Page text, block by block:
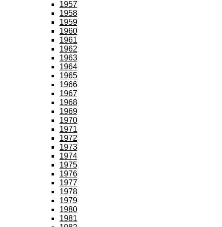
1957
1958
1959
1960
1961
1962
1963
1964
1965
1966
1967
1968
1969
1970
1971
1972
1973
1974
1975
1976
1977
1978
1979
1980
1981